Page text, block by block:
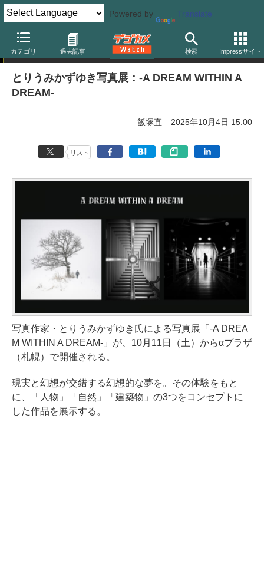
Powered by Translate
カテゴリ 過去記事 検索 Impressサイト
写真展告知
とりうみかずゆき写真展：-A DREAM WITHIN A
DREAM-
飯塚直 2025年10月4日 15:00
リスト
写真作家・とりうみかずゆき氏による写真展「-A DREA
M WITHIN A DREAM-」が、10月11日（土）からαプラザ
（札幌）で開催される。
現実と幻想が交錯する幻想的な夢を。その体験をもと
に、「人物」「自然」「建築物」の3つをコンセプトに
した作品を展示する。